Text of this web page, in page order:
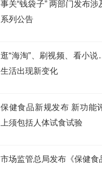
事关“钱袋子” 两部门发布
系列公告
逛“海淘”、刷视频、看小
生活出现新变化
保健食品新规发布 新功能
上须包括人体试食试验
市场监管总局发布《保健食